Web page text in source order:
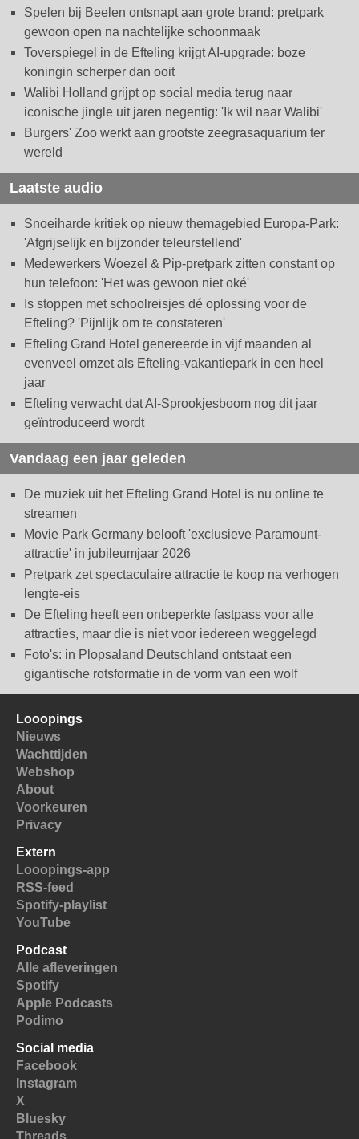
Spelen bij Beelen ontsnapt aan grote brand: pretpark
gewoon open na nachtelijke schoonmaak
Toverspiegel in de Efteling krijgt AI-upgrade: boze
koningin scherper dan ooit
Walibi Holland grijpt op social media terug naar
iconische jingle uit jaren negentig: 'Ik wil naar Walibi'
Burgers' Zoo werkt aan grootste zeegrasaquarium ter
wereld
Laatste audio
Snoeiharde kritiek op nieuw themagebied Europa-Park:
'Afgrijselijk en bijzonder teleurstellend'
Medewerkers Woezel & Pip-pretpark zitten constant op
hun telefoon: 'Het was gewoon niet oké'
Is stoppen met schoolreisjes dé oplossing voor de
Efteling? 'Pijnlijk om te constateren'
Efteling Grand Hotel genereerde in vijf maanden al
evenveel omzet als Efteling-vakantiepark in een heel
jaar
Efteling verwacht dat AI-Sprookjesboom nog dit jaar
geïntroduceerd wordt
Vandaag een jaar geleden
De muziek uit het Efteling Grand Hotel is nu online te
streamen
Movie Park Germany belooft 'exclusieve Paramount-
attractie' in jubileumjaar 2026
Pretpark zet spectaculaire attractie te koop na verhogen
lengte-eis
De Efteling heeft een onbeperkte fastpass voor alle
attracties, maar die is niet voor iedereen weggelegd
Foto's: in Plopsaland Deutschland ontstaat een
gigantische rotsformatie in de vorm van een wolf
Looopings
Nieuws
Wachttijden
Webshop
About
Voorkeuren
Privacy
Extern
Looopings-app
RSS-feed
Spotify-playlist
YouTube
Podcast
Alle afleveringen
Spotify
Apple Podcasts
Podimo
Social media
Facebook
Instagram
X
Bluesky